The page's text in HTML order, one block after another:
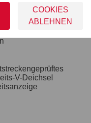
Korrosionsschutz
(Aluminium-
V-Deichsel
COOKIES
ABLEHNEN